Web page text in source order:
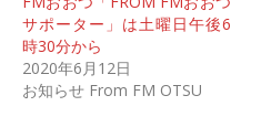
サポーター」は土曜日午後6
時30分から
2020年6月12日
お知らせ From FM OTSU